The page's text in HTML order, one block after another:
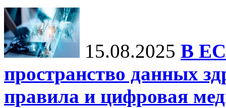
15.08.2025 В ЕС
пространство данных
правила и цифровая